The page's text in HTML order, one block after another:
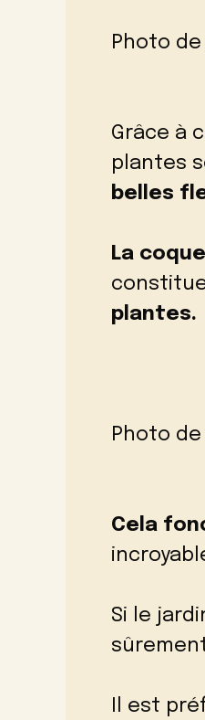
Photo de
Grâce à
plantes
belles
La
plantes.
Photo de
Cela
Si le
Il est